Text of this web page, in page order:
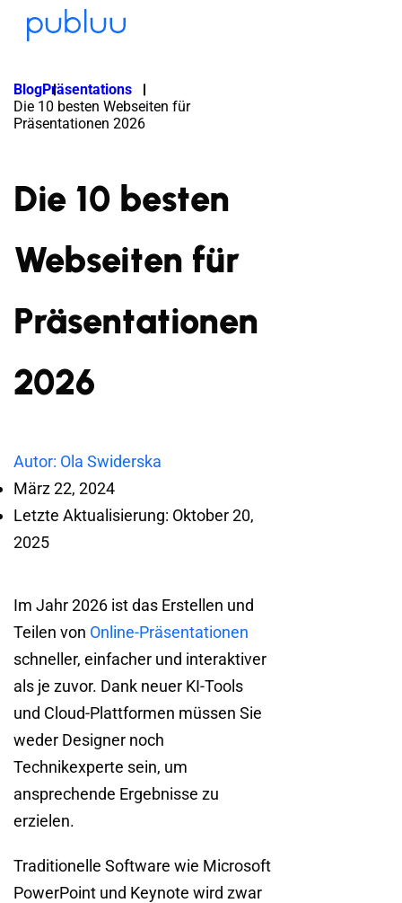
BlogPräsentations
Die 10 besten Webseiten für
Präsentationen 2026
Die 10 besten
Webseiten für
Präsentationen
2026
Autor: Ola Swiderska
März 22, 2024
Letzte Aktualisierung: Oktober 20,
2025
Im Jahr 2026 ist das Erstellen und
Teilen von Online-Präsentationen
schneller, einfacher und interaktiver
als je zuvor. Dank neuer KI-Tools
und Cloud-Plattformen müssen Sie
weder Designer noch
Technikexperte sein, um
ansprechende Ergebnisse zu
erzielen.
Traditionelle Software wie Microsoft
PowerPoint und Keynote wird zwar